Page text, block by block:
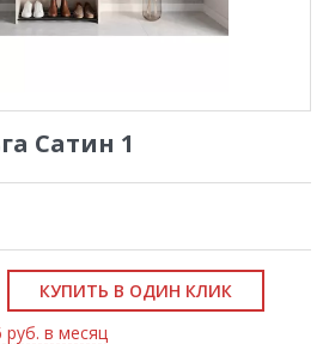
Сатин 1
КУПИТЬ В ОДИН КЛИК
руб. в месяц